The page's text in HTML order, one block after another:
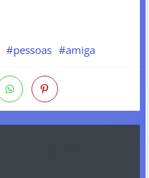
#pessoas #amiga